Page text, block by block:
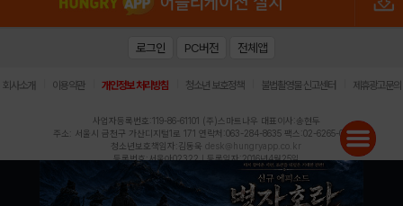
로그인 PC버전 전체앱
회사소개 이용약관 개인정보 처리방침 청소년 보호정책 불법촬영물 신고센터 제휴광고문의
사업자등록번호:119-86-61101 (주)스마트나우 대표이사:송현두
주소: 서울시 금천구 가산디지털1로 171 연락처:063-284-8635 팩스:02-6265-0377
청소년보호책임자:김동욱 desk@hungryapp.co.kr
등록번호:서울아02322 | 등록일자:2016년4월25일
발행인:(주)스마트나우 송현두 | 편집인:김동욱
헝그리앱의 콘텐츠 및 기사는 저작권법의 보호를 받으므로, 무단 전재, 복사, 배포 등을 금합니다.